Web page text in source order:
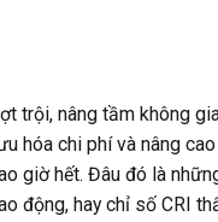
trội, nâng tầm không
hóa chi phí và nâng
giờ hết. Đâu đó là
động, hay chỉ số CRI